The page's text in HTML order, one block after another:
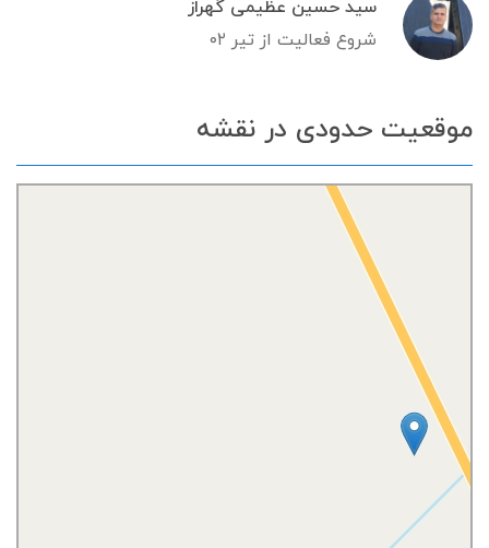
سید حسین عظیمی گهراز
شروع فعالیت از تیر ۰۲
موقعیت حدودی در نقشه